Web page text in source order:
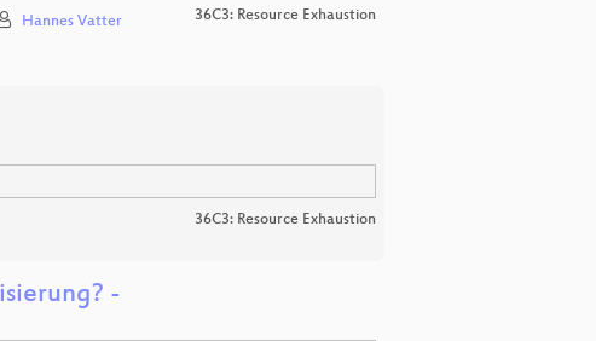
Hannes Vatter 36C3: Resource Exhaustion
36C3: Resource Exhaustion
-